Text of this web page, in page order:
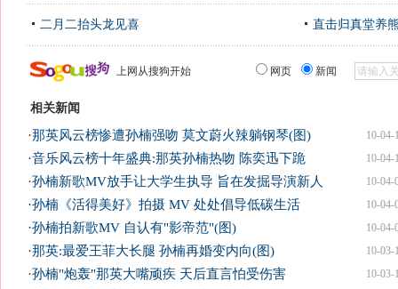
二月二抬头龙见喜 直击归真堂养
上网从搜狗开始 网页 新闻
相关新闻
10-04-
·那英风云榜惨遭孙楠强吻 莫文蔚火辣躺钢琴(图)
10-04-
·音乐风云榜十年盛典:那英孙楠热吻 陈奕迅下跪
10-04-
·孙楠新歌MV放手让大学生执导 旨在发掘导演新人
10-04-
·孙楠《活得美好》拍摄 MV 处处倡导低碳生活
10-04-
·孙楠拍新歌MV 自认有"影帝范"(图)
10-03-
·那英:最爱王菲大长腿 孙楠再婚变内向(图)
10-03-
·孙楠"炮轰"那英大嘴顽疾 天后直言怕受伤害